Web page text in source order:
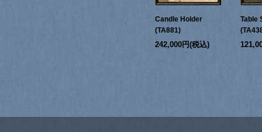
Candle Holder
(TA881)
242,000円(税込)
Table